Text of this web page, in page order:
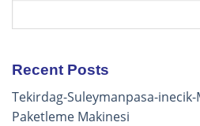
Recent Posts
Tekirdag-Suleymanpasa-
Paketleme Makinesi